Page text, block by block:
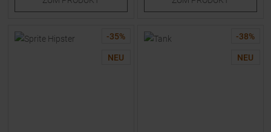
-35%
NEU
-38%
NEU